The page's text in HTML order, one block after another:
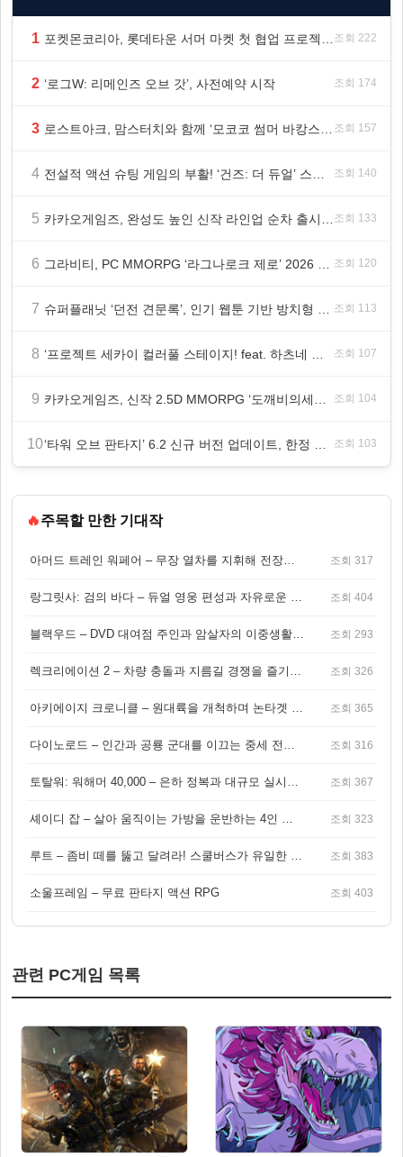
1 조회 222
2 ‘로그W: 리메인즈 오브 갓’, 사전예약 시작 조회 174
3 조회 157
4 조회 140
5 조회 133
6 조회 120
7 조회 113
8 조회 107
9 조회 104
10 조회 103
🔥주목할 만한 기대작
아머드 트레인 워페어 – 무장 열차를 지휘해 전장을 돌파하는 생존 전투 게임 조회 317
랑그릿사: 검의 바다 – 듀얼 영웅 편성과 자유로운 탐험을 결합한 판타지 전략 RPG 조회 404
블랙우드 – DVD 대여점 주인과 암살자의 이중생활을 그린 3인칭 액션 스릴러 게임 조회 293
렉크리에이션 2 – 차량 충돌과 지름길 경쟁을 즐기는 오픈월드 아케이드 레이싱 게임 조회 326
아키에이지 크로니클 – 원대륙을 개척하며 논타겟 전투를 즐기는 오픈월드 MMORPG 조회 365
다이노로드 – 인간과 공룡 군대를 이끄는 중세 전략 액션 RPG 조회 316
토탈워: 워해머 40,000 – 은하 정복과 대규모 실시간 전투가 결합된 전략 게임! 조회 367
셰이디 잡 – 살아 움직이는 가방을 운반하는 4인 협동 물리 어드벤처 게임 조회 323
루트 – 좀비 떼를 뚫고 달려라! 스쿨버스가 유일한 집이 되는 4인 협동 생존 게임 조회 383
소울프레임 – 무료 판타지 액션 RPG 조회 403
관련 PC게임 목록